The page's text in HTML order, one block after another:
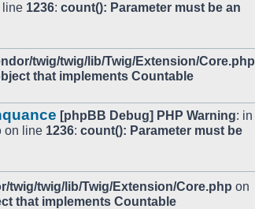
line 1236: count(): Parameter must be an
twig/twig/lib/Twig/Extension/Core.php
that implements Countable
[phpBB Debug] PHP Warning: in
on line 1236: count(): Parameter must be
twig/twig/lib/Twig/Extension/Core.php on
that implements Countable